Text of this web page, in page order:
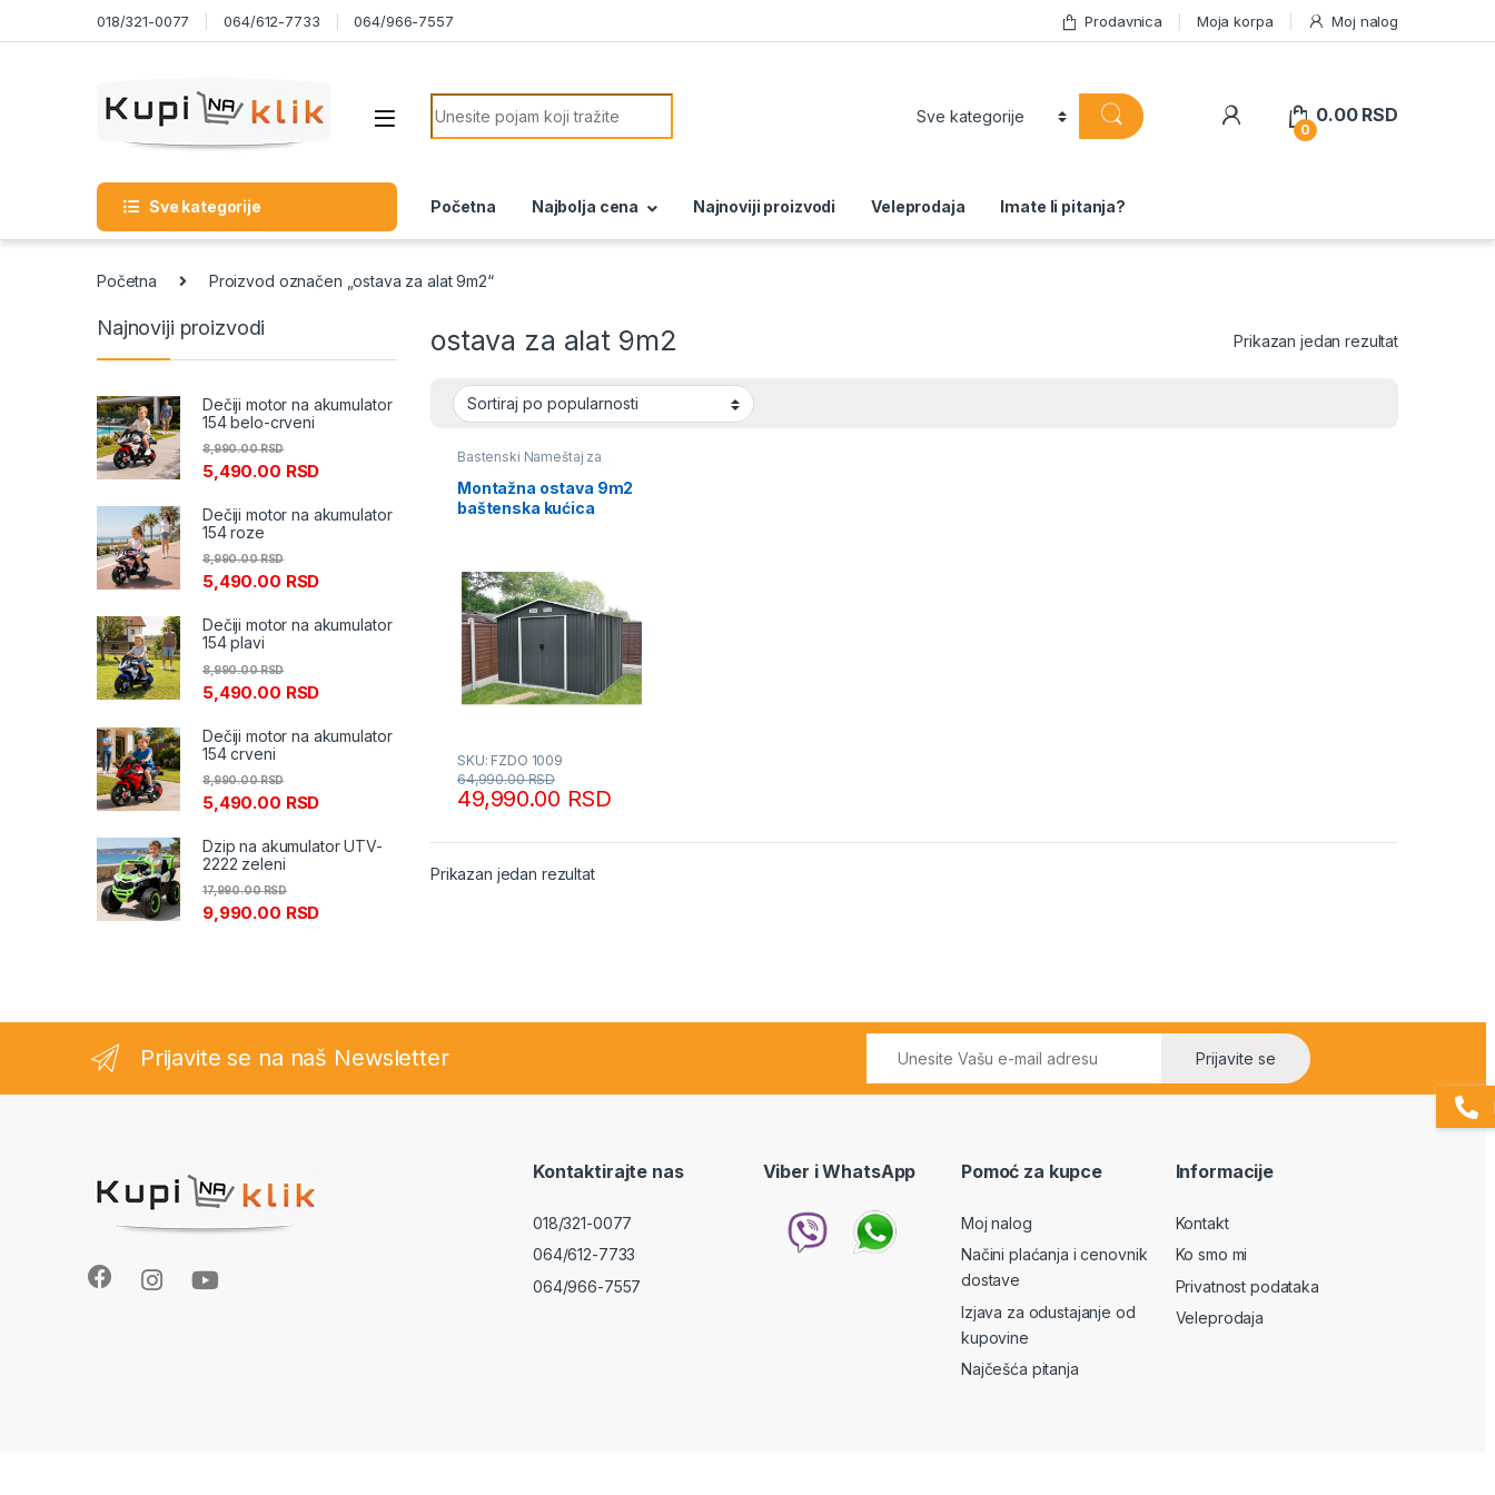
Skip to navigation018/321-0077 064/612-7733 064/966-7557 Prodavnica Moja korpa Moj nalog
Search for:
0
0.00 RSD
Sve kategorije Početna Najbolja cena Najnoviji proizvodi Veleprodaja Imate li pitanja?
Početna Proizvod označen „ostava za alat 9m2“
ostava za alat 9m2 Prikazan jedan rezultat
Bastenski Nameštaj za
Dvorište i Terasu Mesečna
Akcija - KupinaKlik,
Fieldmann - mesečna akcija
Tende i Paviljoni
Montažna ostava 9m2
baštenska kućica
SKU: FZDO 1009
49,990.00 RSD
64,990.00RSD
Prikazan jedan rezultat
Najnoviji proizvodi
Dečiji motor na akumulator
154 belo-crveni
5,490.00 RSD
8,990.00RSD
Dečiji motor na akumulator
154 roze
5,490.00 RSD
8,990.00RSD
Dečiji motor na akumulator
154 plavi
5,490.00 RSD
8,990.00RSD
Dečiji motor na akumulator
154 crveni
5,490.00 RSD
8,990.00RSD
Dzip na akumulator UTV-
2222 zeleni
9,990.00 RSD
17,990.00RSD
Prijavite se na naš Newsletter Prijavite se
Kontaktirajte nas
018/321-0077
064/612-7733
064/966-7557
Viber i WhatsApp Pomoć za kupce
Moj nalog
Načini plaćanja i cenovnik
dostave
Izjava za odustajanje od
kupovine
Najčešća pitanja
Informacije
Kontakt
Ko smo mi
Privatnost podataka
Veleprodaja